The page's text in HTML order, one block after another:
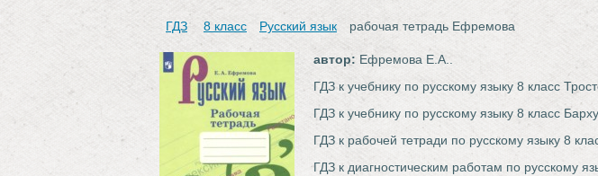
ГДЗ 8 класс Русский язык рабочая тетрадь Ефремова
автор: Ефремова Е.А..
ГДЗ к учебнику по русскому языку 8 класс
ГДЗ к учебнику по русскому языку 8 класс
ГДЗ к рабочей тетради по русскому языку 8
ГДЗ к диагностическим работам по русскому